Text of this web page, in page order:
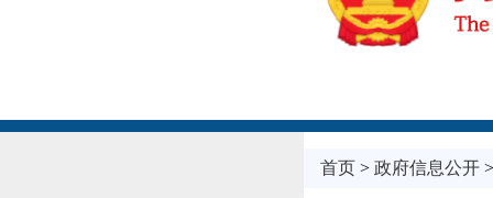
首页> 政府信息公开